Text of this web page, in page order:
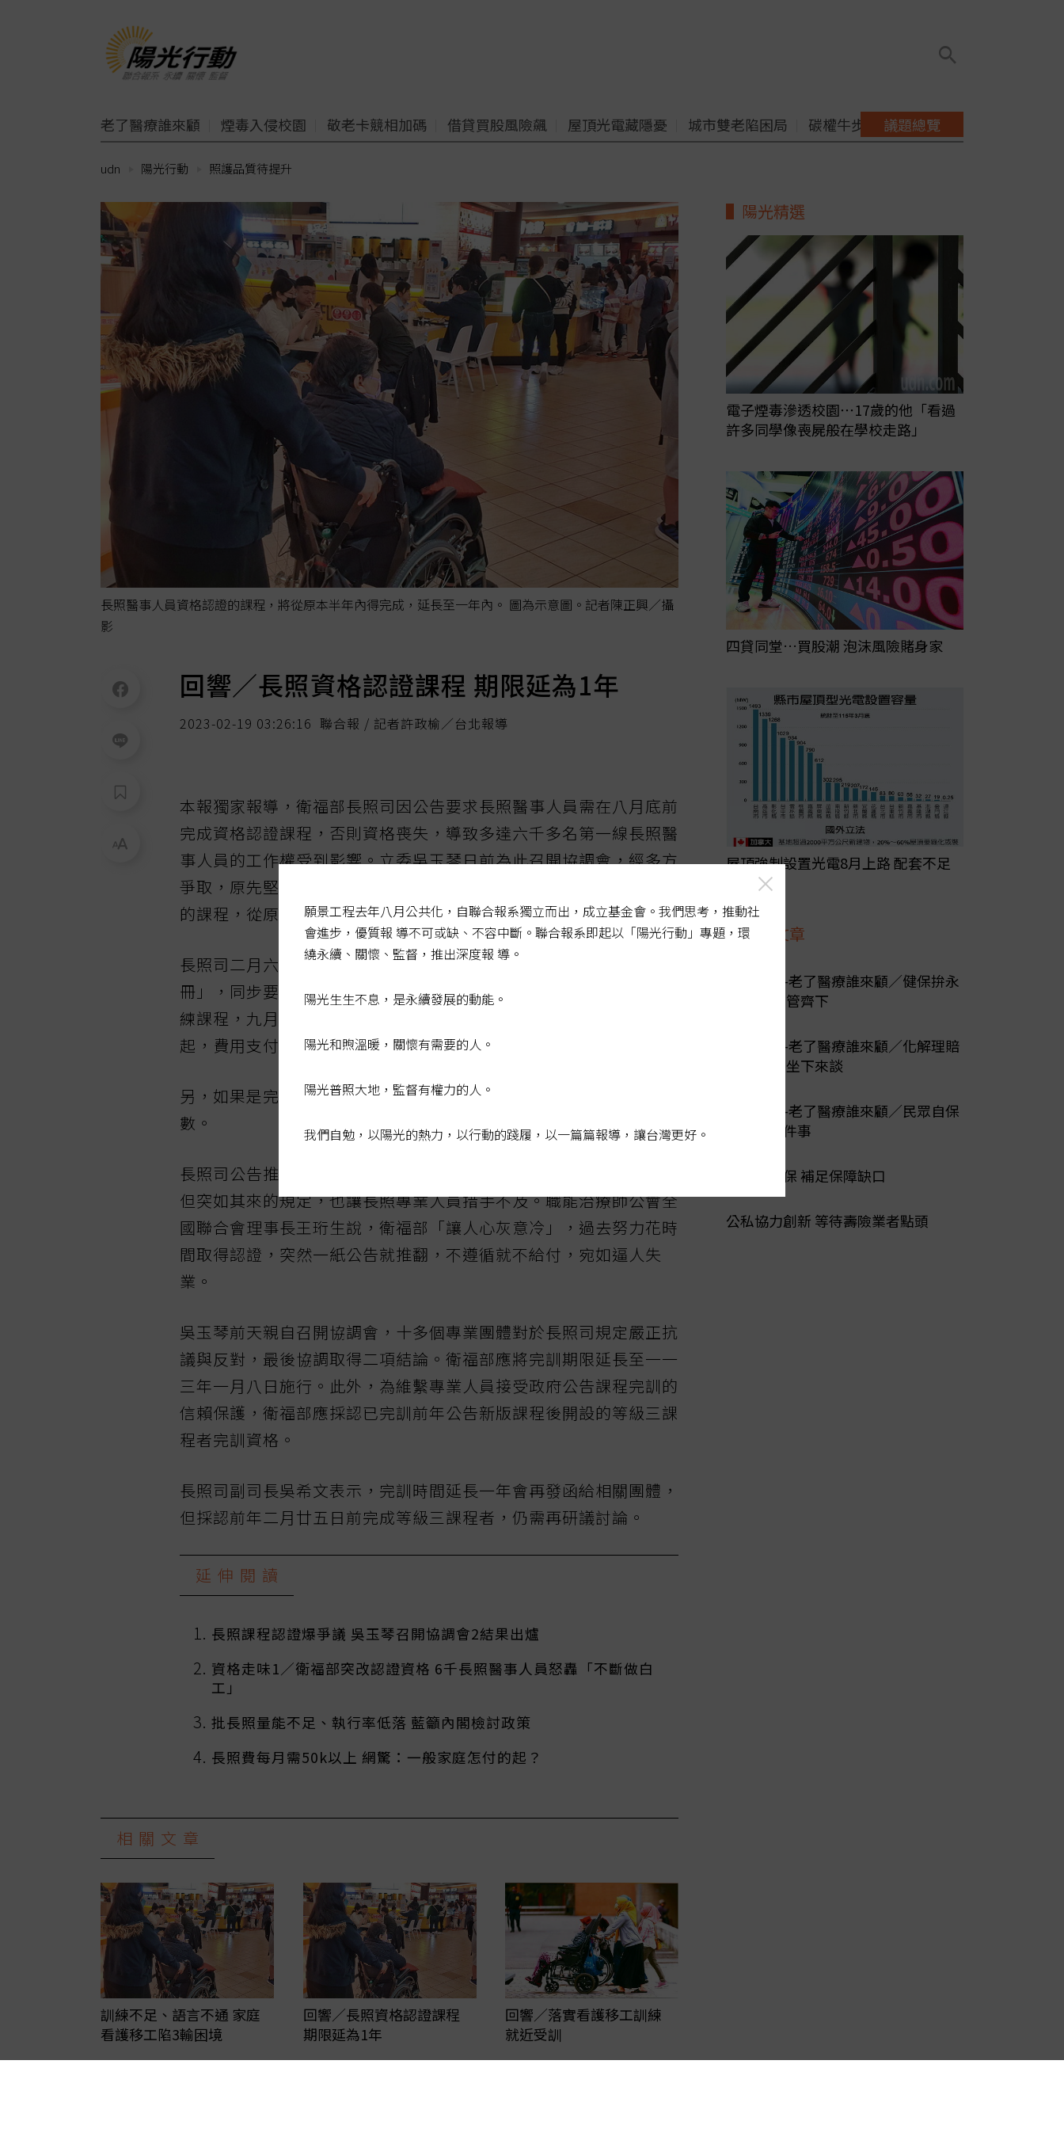
老了醫療誰來顧 煙毒入侵校園 敬老卡競相加碼 借貸買股風險飆 屋頂光電藏隱憂 城市雙老陷困局 碳權牛步缺配套議題總覽
udn 陽光行動 照護品質待提升
長照醫事人員資格認證的課程，將從原本半年內得完成，延長至一年內。 圖為示意圖。記者陳正興／攝
影
回響／長照資格認證課程 期限延為1年
2023-02-19 03:26:16 聯合報 / 記者許政榆／台北報導
本報獨家報導，衛福部長照司因公告要求長照醫事人員需在八月底前
完成資格認證課程，否則資格喪失，導致多達六千多名第一線長照醫
事人員的工作權受到影響。立委吳玉琴日前為此召開協調會，經多方
爭取，原先堅決不更改規定的長照司終於同意長照醫事人員資格認證
的課程，從原本半年內得完成，延長至一年內。
長照司二月六日發出公文指出，因一月九日修正「長照專業服務手
冊」，同步要求專業人員應在今年八月底前完成等級二、三的精修訓
練課程，九月後未完成者，後續執行專業服務不得支領費用，十月
起，費用支付審核需附申報資料。
另，如果是完成前年二月廿五日前開設的等級三精修課程，則不算
數。
長照司公告推出後，長照醫事人員擔心影響勞動權，瘋狂搶上課程，
但突如其來的規定，也讓長照專業人員措手不及。職能治療師公會全
國聯合會理事長王珩生說，衛福部「讓人心灰意冷」，過去努力花時
間取得認證，突然一紙公告就推翻，不遵循就不給付，宛如逼人失
業。
吳玉琴前天親自召開協調會，十多個專業團體對於長照司規定嚴正抗
議與反對，最後協調取得二項結論。衛福部應將完訓期限延長至一一
三年一月八日施行。此外，為維繫專業人員接受政府公告課程完訓的
信賴保護，衛福部應採認已完訓前年公告新版課程後開設的等級三課
程者完訓資格。
長照司副司長吳希文表示，完訓時間延長一年會再發函給相關團體，
但採認前年二月廿五日前完成等級三課程者，仍需再研議討論。
延伸閱讀
長照課程認證爆爭議 吳玉琴召開協調會2結果出爐
資格走味1／衛福部突改認證資格 6千長照醫事人員怒轟「不斷做白
工」
批長照量能不足、執行率低落 藍籲內閣檢討政策
長照費每月需50k以上 網驚：一般家庭怎付的起？
相關文章
訓練不足、語言不通 家庭
看護移工陷3輸困境
回響／長照資格認證課程
期限延為1年
回響／落實看護移工訓練
就近受訓
陽光精選
電子煙毒滲透校園⋯17歲的他「看過
許多同學像喪屍般在學校走路」
四貸同堂…買股潮 泡沫風險賭身家
屋頂強制設置光電8月上路 配套不足
恐埋後患
最新文章
陽光行動-老了醫療誰來顧／健保拚永
續 必須多管齊下
陽光行動-老了醫療誰來顧／化解理賠
爭議 醫保坐下來談
陽光行動-老了醫療誰來顧／民眾自保
先做好三件事
第二層健保 補足保障缺口
公私協力創新 等待壽險業者點頭
願景工程去年八月公共化，自聯合報系獨立而出，成立基金會。我們思考，推動社
會進步，優質報 導不可或缺、不容中斷。聯合報系即起以「陽光行動」專題，環
繞永續、關懷、監督，推出深度報 導。
陽光生生不息，是永續發展的動能。
陽光和煦溫暖，關懷有需要的人。
陽光普照大地，監督有權力的人。
我們自勉，以陽光的熱力，以行動的踐履，以一篇篇報導，讓台灣更好。